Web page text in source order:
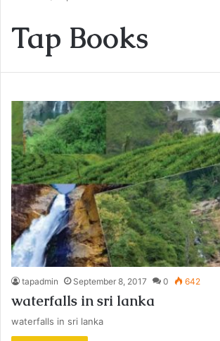
Tap Books
tapadmin September 8, 2017 0 642
waterfalls in sri lanka
waterfalls in sri lanka